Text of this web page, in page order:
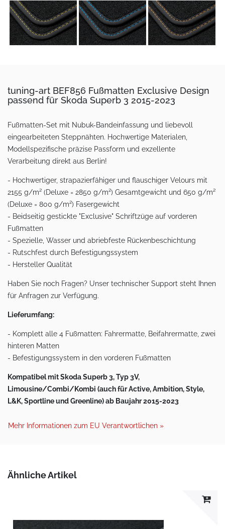
tuning-art BEF856 Fußmatten Exclusive Design
passend für Skoda Superb 3 2015-2023
Fußmatten-Set mit Nubuk-Bandeinfassung und liebevoll
eingearbeiteten Steppnähten. Hochwertige Materialen,
Modellspezifische präzise Passform und exzellente
Verarbeitung direkt aus Berlin!
- Hochwertiger, strapazierfähiger und flauschiger Velours mit
2155 g/m² (Deluxe = 2850 g/m²) Gesamtgewicht und 650 g/m²
(Deluxe = 800 g/m²) Fasergewicht
- Beidseitig gestickte "Exclusive" Schriftzüge auf vorderen
Fußmatten
- Spezielle, Wasser und abriebfeste Rückenbeschichtung
- Rutschfest durch Befestigungssystem
- Hersteller Qualität
Haben Sie noch Fragen? Unser technischer Support steht Ihnen
für Anfragen zur Verfügung.
Lieferumfang:
- Komplett alle 4 Fußmatten: Fahrermatte, Beifahrermatte, zwei
hinteren Matten
- Befestigungssystem in den vorderen Fußmatten
Kompatibel mit Skoda Superb 3, Typ 3V,
Limousine/Combi/Kombi (auch für Active, Ambition, Style,
L&K, Sportline und Greenline) ab Baujahr 2015-2023
Mehr Informationen zum EU Verantwortlichen »
Ähnliche Artikel